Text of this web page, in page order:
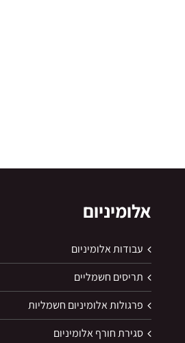
אלומיניום
עבודות אלומיניום
תריסים חשמליים
פרגולות אלומיניום חשמליות
סגירת חורף אלומיניום